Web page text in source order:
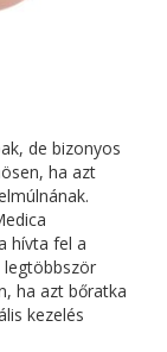
de bizonyos
ha azt
hívta fel a
legtöbbször
ha azt bőratka
kezelés